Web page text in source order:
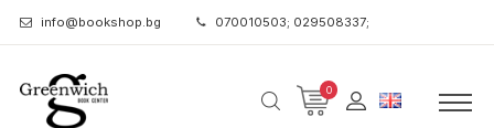
info@bookshop.bg 070010503; 029508337;
0